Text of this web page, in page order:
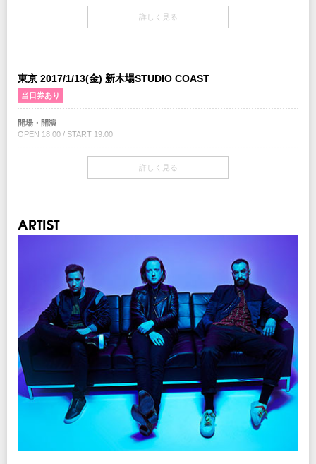
協力：
ワーナーミュージック・ジャパン
企画・制作・招聘：クリエイティブマン
18:00～会場当日券売り場にて販売
￥7,000-(税込/All Standing/1Drink別)
チケット
￥6,500-(税込/All Standing/1Drink別)
チケット発売日
※0570で始まる電話番号は、一部携帯・PHS不可
※未就学児(6歳未満)のご入場をお断りさせていただきます。
クリエイティブマン：03-3499-6669
協力：
ワーナーミュージック・ジャパン
企画・制作・招聘：クリエイティブマン
詳しく見る
東京 2017/1/13(金) 新木場STUDIO COAST
当日券あり
開場・開演
OPEN 18:00 / START 19:00
￥6,500-(税込/All Standing/1Drink別)
9/10(土)10:00am～
プレイガイド
イープラス： eplus.jp
チケットぴあ：0570-02-9999 Pコード：309-571
ローソンチケット：0570-084-003 Lコード：76451
※0570で始まる電話番号は、一部携帯・PHS不可
注意事項
※未就学児(6歳未満)のご入場をお断りさせていただきます。
INFO
クリエイティブマン：03-3499-6669
ワーナーミュージック・ジャパン
詳しく見る
ARTIST